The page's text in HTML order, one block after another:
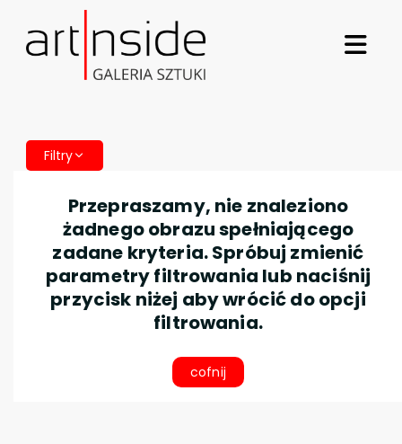
Filtry
Przepraszamy, nie znaleziono
żadnego obrazu spełniającego
zadane kryteria. Spróbuj zmienić
parametry filtrowania lub naciśnij
przycisk niżej aby wrócić do opcji
filtrowania.
cofnij